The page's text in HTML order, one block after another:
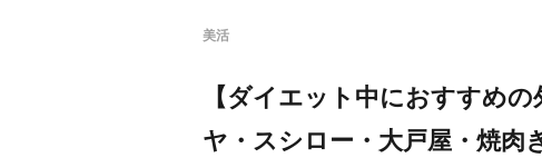
美活
【ダイエット中におすすめ
ヤ・スシロー・大戸屋・焼肉